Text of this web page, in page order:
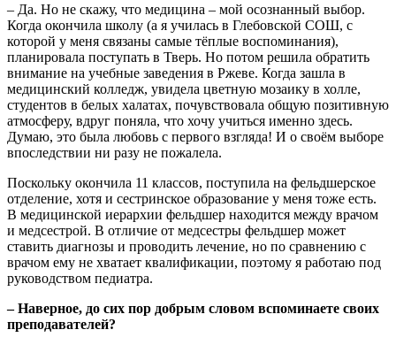
– Да. Но не скажу, что медицина – мой осознанный выбор.
Когда окончила школу (а я училась в Глебовской СОШ, с
которой у меня связаны самые тёплые воспоминания),
планировала поступать в Тверь. Но потом решила обратить
внимание на учебные заведения в Ржеве. Когда зашла в
медицинский колледж, увидела цветную мозаику в холле,
студентов в белых халатах, почувствовала общую позитивную
атмосферу, вдруг поняла, что хочу учиться именно здесь.
Думаю, это была любовь с первого взгляда! И о своём выборе
впоследствии ни разу не пожалела.
Поскольку окончила 11 классов, поступила на фельдшерское
отделение, хотя и сестринское образование у меня тоже есть.
В медицинской иерархии фельдшер находится между врачом
и медсестрой. В отличие от медсестры фельдшер может
ставить диагнозы и проводить лечение, но по сравнению с
врачом ему не хватает квалификации, поэтому я работаю под
руководством педиатра.
– Наверное, до сих пор добрым словом вспоминаете своих
преподавателей?